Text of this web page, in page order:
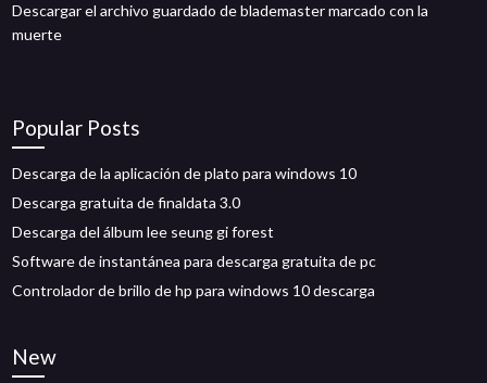
Descargar el archivo guardado de blademaster marcado con la
muerte
Popular Posts
Descarga de la aplicación de plato para windows 10
Descarga gratuita de finaldata 3.0
Descarga del álbum lee seung gi forest
Software de instantánea para descarga gratuita de pc
Controlador de brillo de hp para windows 10 descarga
New